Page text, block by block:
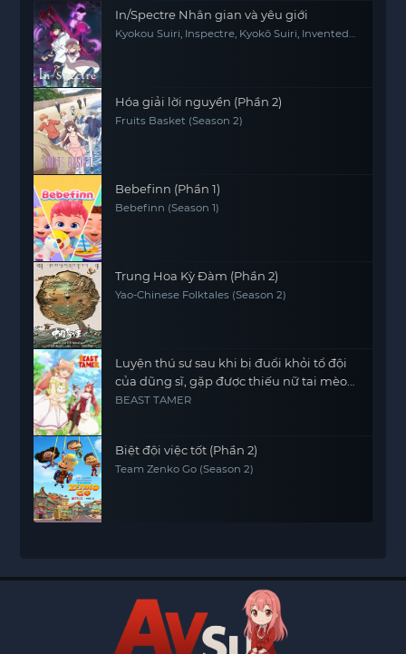
In/Spectre Nhân gian và yêu giới
Kyokou Suiri, Inspectre, Kyokō Suiri, Invented
Hóa giải lời nguyền (Phần 2)
Fruits Basket (Season 2)
Bebefinn (Phần 1)
Bebefinn (Season 1)
Trung Hoa Kỳ Đàm (Phần 2)
Yao-Chinese Folktales (Season 2)
Luyện thú sư sau khi bị đuổi khỏi tổ đội
của dũng sĩ, gặp được thiếu nữ tai mèo
của chủng tộc mạnh nhất
BEAST TAMER
Biệt đội việc tốt (Phần 2)
Team Zenko Go (Season 2)